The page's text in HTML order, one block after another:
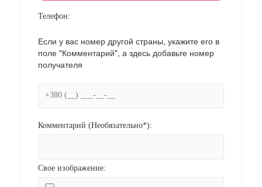
Телефон:
Если у вас номер другой страны, укажите его в
поле "Комментарий", а здесь добавьте номер
получателя
Комментарий (Необязательно*):
Свое изображение: